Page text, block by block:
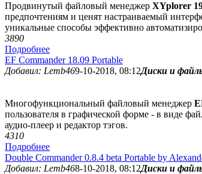
Продвинутый файловый менеджер XYplorer
предпочтениям и ценят настраиваемый
уникальные способы эффективно
3890
Подробнее
EF Commander 18.09 Portable
Добавил: Lemb469-10-2018, 08:12Диски и
Многофункциональный файловый менеджер
пользователя в графической форме - в виде
аудио-плеер и редактор тэгов.
4310
Подробнее
Double Commander 0.8.4 beta Portable by
Добавил: Lemb468-10-2018, 08:12Диски и